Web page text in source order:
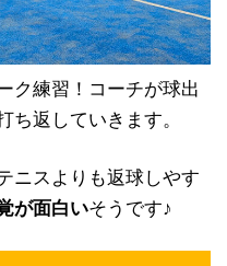
ク練習！コーチが球出
ち返していきます。
ニスよりも返球しやす
が面白いそうです♪